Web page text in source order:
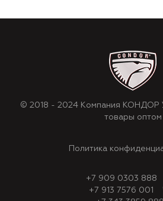
© 2018 - 2024 Компания КОНДОР
товары оптом
Политика
+7 909 0303 888
+7 913 7576 001